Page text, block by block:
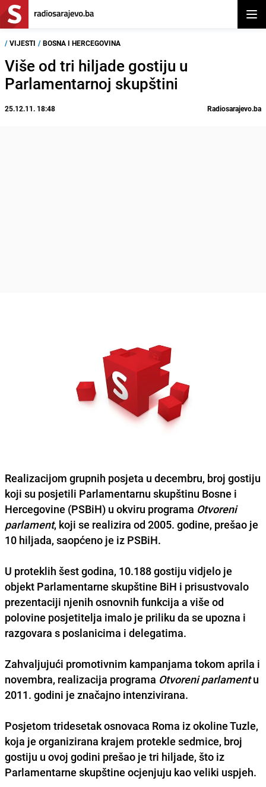
/ VIJESTI / BOSNA I HERCEGOVINA
Više od tri hiljade gostiju u
Parlamentarnoj skupštini
25.12.11. 18:48 Radiosarajevo.ba
Realizacijom grupnih posjeta u decembru, broj gostiju
koji su posjetili Parlamentarnu skupštinu Bosne i
Hercegovine (PSBiH) u okviru programa Otvoreni
parlament, koji se realizira od 2005. godine, prešao je
10 hiljada, saopćeno je iz PSBiH.
U proteklih šest godina, 10.188 gostiju vidjelo je
objekt Parlamentarne skupštine BiH i prisustvovalo
prezentaciji njenih osnovnih funkcija a više od
polovine posjetitelja imalo je priliku da se upozna i
razgovara s poslanicima i delegatima.
Zahvaljujući promotivnim kampanjama tokom aprila i
novembra, realizacija programa Otvoreni parlamentu
2011. godini je značajno intenzivirana.
Posjetom tridesetak osnovaca Roma iz okoline Tuzle,
koja je organizirana krajem protekle sedmice, broj
gostiju u ovoj godini prešao je tri hiljade, što iz
Parlamentarne skupštine ocjenjuju kao veliki uspjeh.